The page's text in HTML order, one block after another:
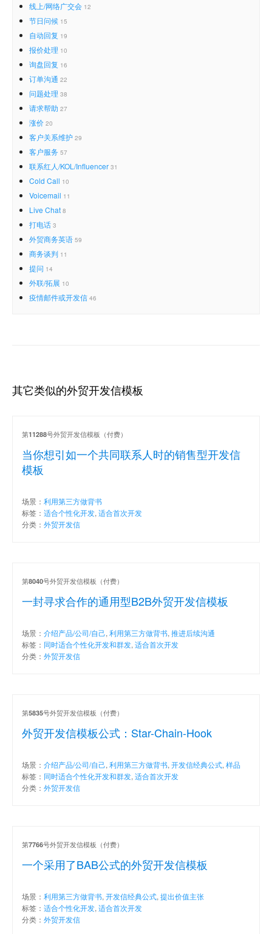
线上/网络广交会 12
节日问候 15
自动回复 19
报价处理 10
询盘回复 16
订单沟通 22
问题处理 38
请求帮助 27
涨价 20
客户关系维护 29
客户服务 57
联系红人/KOL/Influencer 31
Cold Call 10
Voicemail 11
Live Chat 8
打电话 3
外贸商务英语 59
商务谈判 11
提问 14
外联/拓展 10
疫情邮件或开发信 46
其它类似的外贸开发信模板
当你想引如一个共同联系人时的销售型开发信
模板
第11288号外贸开发信模板（付费）
场景： 利用第三方做背书
标签： 适合个性化开发, 适合首次开发
分类： 外贸开发信
一封寻求合作的通用型B2B外贸开发信模板
第8040号外贸开发信模板（付费）
场景： 介绍产品/公司/自己, 利用第三方做背书, 推进后续沟通
标签： 同时适合个性化开发和群发, 适合首次开发
分类： 外贸开发信
外贸开发信模板公式：Star-Chain-Hook
第5835号外贸开发信模板（付费）
场景： 介绍产品/公司/自己, 利用第三方做背书, 开发信经典公式, 样品
标签： 同时适合个性化开发和群发, 适合首次开发
分类： 外贸开发信
一个采用了BAB公式的外贸开发信模板
第7766号外贸开发信模板（付费）
场景： 利用第三方做背书, 开发信经典公式, 提出价值主张
标签： 适合个性化开发, 适合首次开发
分类： 外贸开发信